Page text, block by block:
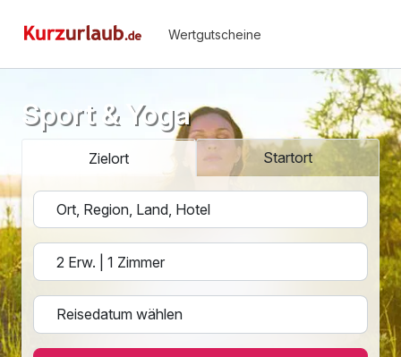
Wertgutscheine
Sport & Yoga
Zielort Startort